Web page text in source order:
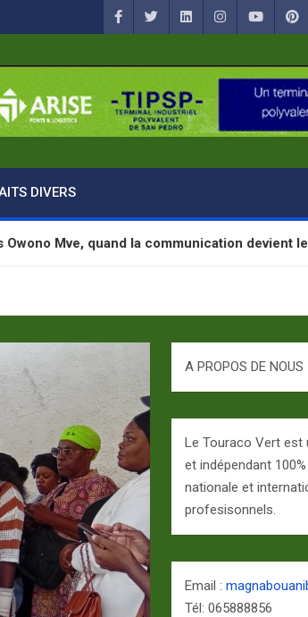
DIVERS
la communication devient levier de
A PROPOS DE NOUS
Le Touraco Vert est
et indépendant
nationale et
profesisonnels.
Email :
Tél: 065888856